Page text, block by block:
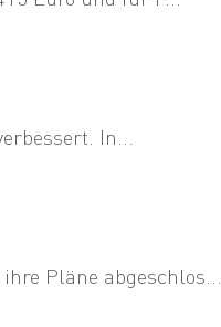
In...
Pläne abgeschlos...